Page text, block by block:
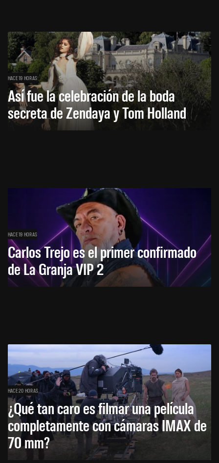
HACE 19 HORAS
Así fue la celebración de la boda
secreta de Zendaya y Tom Holland
HACE 19 HORAS
Carlos Trejo es el primer confirmado
de La Granja VIP 2
HACE 20 HORAS
¿Qué tan caro es filmar una película
completamente con cámaras IMAX de
70 mm?